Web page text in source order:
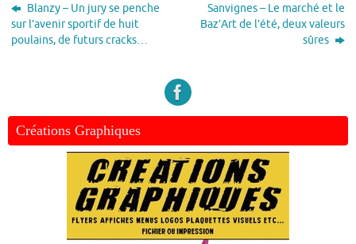
Blanzy – Un jury se penche
sur l’avenir sportif de huit
poulains, de futurs cracks…
Sanvignes – Le marché et le
Baz’Art de l’été, deux valeurs
sûres
Créations Graphiques